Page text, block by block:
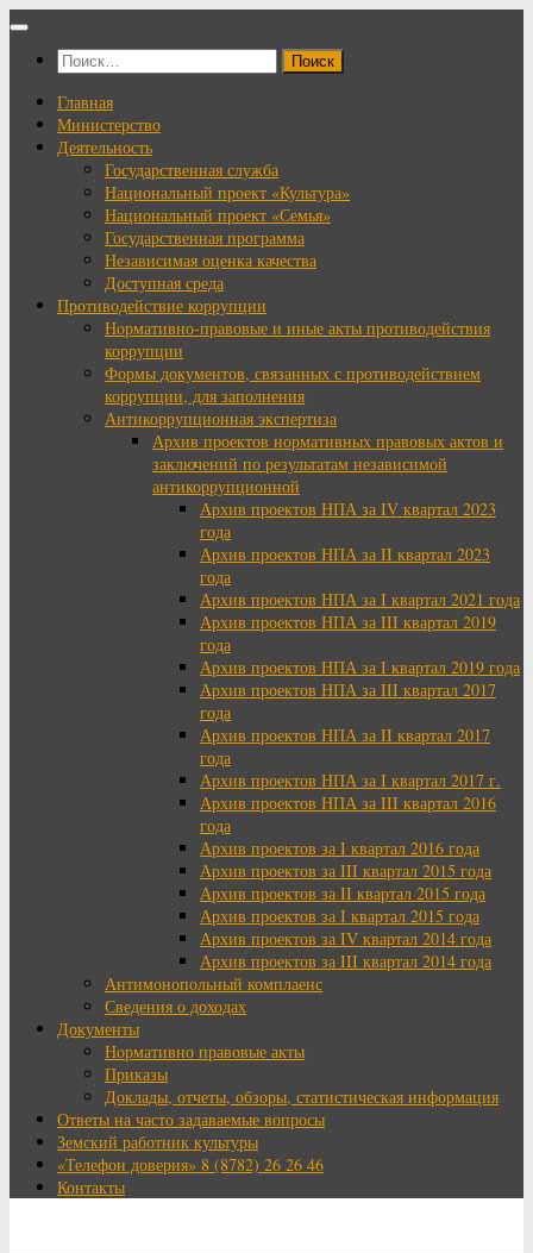
Перейти
содержимому
Найти:
Главная
Министерство
Деятельность
Государственная служба
Национальный проект «Культура»
Национальный проект «Семья»
Государственная программа
Независимая оценка качества
Доступная среда
Противодействие коррупции
Нормативно-правовые и иные акты противодействия
коррупции
Формы документов, связанных с противодействием
коррупции, для заполнения
Антикоррупционная экспертиза
Архив проектов нормативных правовых актов и
заключений по результатам независимой
антикоррупционной
Архив проектов НПА за IV квартал 2023
года
Архив проектов НПА за II квартал 2023
года
Архив проектов НПА за I квартал 2021 года
Архив проектов НПА за III квартал 2019
года
Архив проектов НПА за I квартал 2019 года
Архив проектов НПА за III квартал 2017
года
Архив проектов НПА за II квартал 2017
года
Архив проектов НПА за I квартал 2017 г.
Архив проектов НПА за III квартал 2016
года
Архив проектов за I квартал 2016 года
Архив проектов за III квартал 2015 года
Архив проектов за II квартал 2015 года
Архив проектов за I квартал 2015 года
Архив проектов за IV квартал 2014 года
Архив проектов за III квартал 2014 года
Антимонопольный комплаенс
Сведения о доходах
Документы
Нормативно правовые акты
Приказы
Доклады, отчеты, обзоры, статистическая информация
Ответы на часто задаваемые вопросы
Земский работник культуры
«Телефон доверия» 8 (8782) 26 26 46
Контакты